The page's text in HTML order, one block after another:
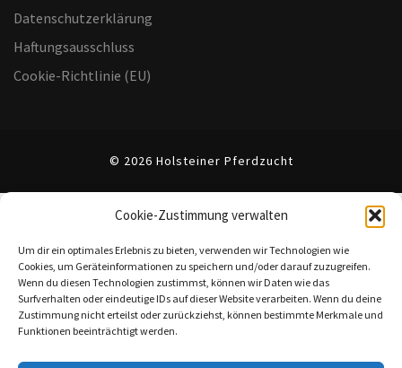
Cookie-Zustimmung verwalten
Um dir ein optimales Erlebnis zu bieten, verwenden wir Technologien wie
Cookies, um Geräteinformationen zu speichern und/oder darauf zuzugreifen.
Wenn du diesen Technologien zustimmst, können wir Daten wie das
Surfverhalten oder eindeutige IDs auf dieser Website verarbeiten. Wenn du deine
Zustimmung nicht erteilst oder zurückziehst, können bestimmte Merkmale und
Funktionen beeinträchtigt werden.
Datenschutzerklärung
Haftungsausschluss
Cookie-Richtlinie (EU)
© 2026 Holsteiner Pferdzucht